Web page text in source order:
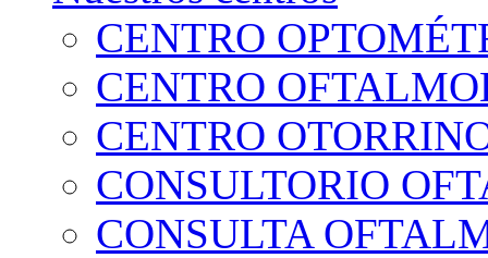
CENTRO
CENTRO
CENTRO
CONSULTORIO
CONSULTA